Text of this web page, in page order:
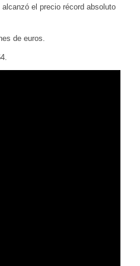
el precio récord absoluto
de euros.